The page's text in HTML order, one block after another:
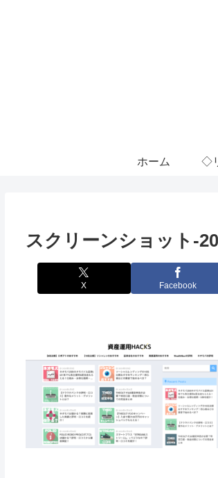
ホーム ◇
スクリーンショット-
X Facebook